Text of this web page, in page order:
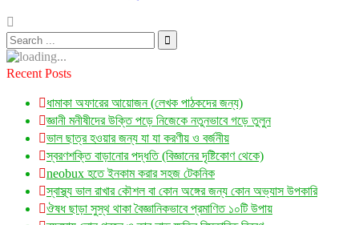
Recent Posts
ধামাকা অফারের আয়োজন (লেখক পাঠকদের জন্য)
জ্ঞানী মনীষীদের উক্তি পড়ে নিজেকে নতুনভাবে গড়ে তুলুন
ভাল ছাত্র হওয়ার জন্য যা যা করণীয় ও বর্জনীয়
স্বরণশক্তি বাড়ানোর পদ্ধতি (বিজ্ঞানের দৃষ্টিকোণ থেকে)
neobux হতে ইনকাম করার সহজ টেকনিক
স্বাস্থ্য ভাল রাখার কৌশল বা কোন অঙ্গের জন্য কোন অভ্যাস উপকারি
ঔষধ ছাড়া সুস্থ থাকা বৈজ্ঞানিকভাবে প্রমাণিত ১০টি উপায়